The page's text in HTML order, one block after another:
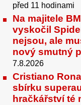
před 11 hodinami
Na majitele
vyskočil
nejsou, ale
nový smutný
7.8.2026
Cristiano
sbírku
hračkářství té